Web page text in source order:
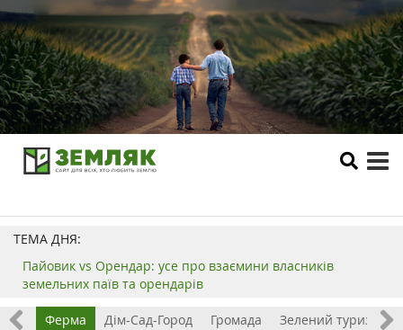
ТЕМА ДНЯ:
Пайовик vs Орендар: усе про взаємини власників
земельних паїв та орендарів
Ферма Дім-Сад-Город Громада Зелений туризм